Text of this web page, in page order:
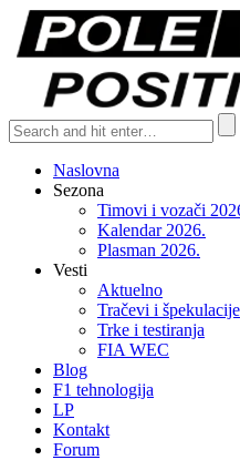
Naslovna
Sezona
Timovi i vozači
Kalendar 2026.
Plasman 2026.
Vesti
Aktuelno
Tračevi i špekulacije
Trke i testiranja
FIA WEC
Blog
F1 tehnologija
LP
Kontakt
Forum